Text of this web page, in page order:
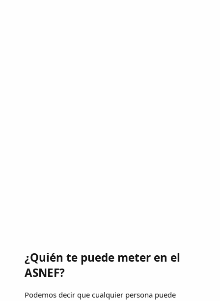
¿Quién te puede meter en el
ASNEF?
Podemos decir que cualquier persona puede